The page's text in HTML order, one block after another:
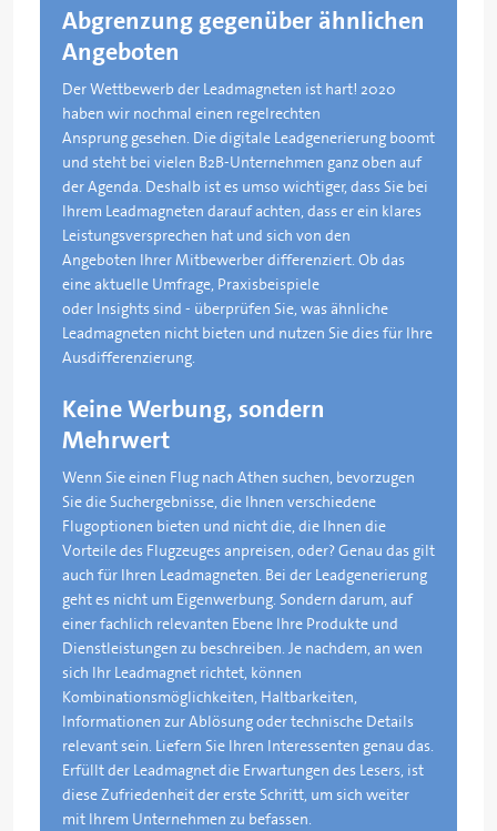
Abgrenzung gegenüber ähnlichen
Angeboten
Der Wettbewerb der Leadmagneten ist hart! 2020
haben wir nochmal einen regelrechten
Ansprung gesehen. Die digitale Leadgenerierung boomt
und steht bei vielen B2B-Unternehmen ganz oben auf
der Agenda. Deshalb ist es umso wichtiger, dass Sie bei
Ihrem Leadmagneten darauf achten, dass er ein klares
Leistungsversprechen hat und sich von den
Angeboten Ihrer Mitbewerber differenziert. Ob das
eine aktuelle Umfrage, Praxisbeispiele
oder Insights sind - überprüfen Sie, was ähnliche
Leadmagneten nicht bieten und nutzen Sie dies für Ihre
Ausdifferenzierung.
Keine Werbung, sondern
Mehrwert
Wenn Sie einen Flug nach Athen suchen, bevorzugen
Sie die Suchergebnisse, die Ihnen verschiedene
Flugoptionen bieten und nicht die, die Ihnen die
Vorteile des Flugzeuges anpreisen, oder? Genau das gilt
auch für Ihren Leadmagneten. Bei der Leadgenerierung
geht es nicht um Eigenwerbung. Sondern darum, auf
einer fachlich relevanten Ebene Ihre Produkte und
Dienstleistungen zu beschreiben. Je nachdem, an wen
sich Ihr Leadmagnet richtet, können
Kombinationsmöglichkeiten, Haltbarkeiten,
Informationen zur Ablösung oder technische Details
relevant sein. Liefern Sie Ihren Interessenten genau das.
Erfüllt der Leadmagnet die Erwartungen des Lesers, ist
diese Zufriedenheit der erste Schritt, um sich weiter
mit Ihrem Unternehmen zu befassen.